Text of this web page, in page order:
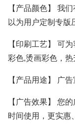
【产品颜色】 我
以为用户定制专版
【印刷工艺】 可
彩色,烫画彩色，
【产品用途】 广
【广告效果】 您
时间使用，更实惠